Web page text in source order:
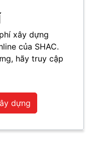
xây dựng
của SHAC.
hãy truy cập
dựng